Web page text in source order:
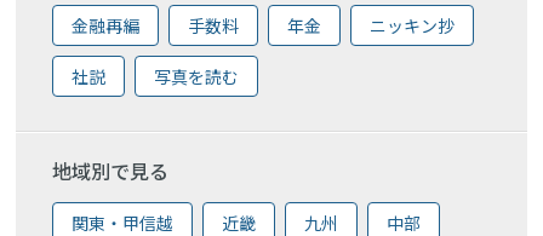
金融再編 手数料 年金 ニッキン抄
社説 写真を読む
地域別で見る
関東・甲信越 近畿 九州 中部